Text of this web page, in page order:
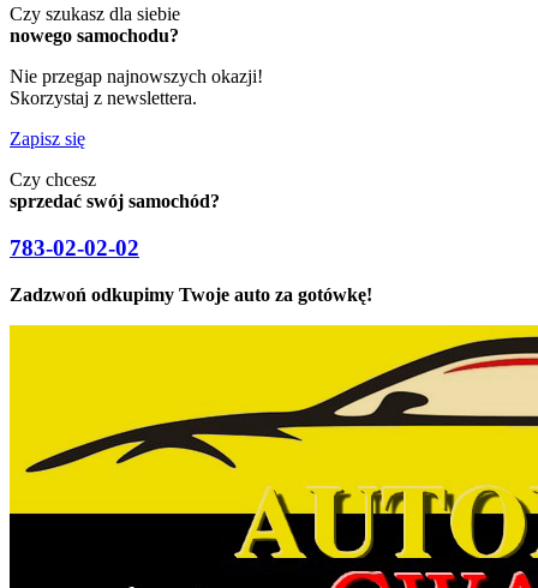
Czy szukasz dla siebie
nowego samochodu?
Nie przegap najnowszych okazji!
Skorzystaj z newslettera.
Zapisz się
Czy chcesz
sprzedać swój samochód?
783-02-02-02
Zadzwoń odkupimy Twoje auto za gotówkę!